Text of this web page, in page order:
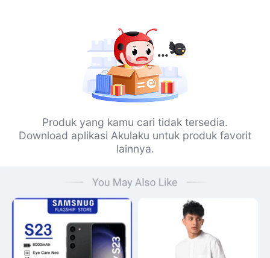
Produk yang kamu cari tidak tersedia.
Download aplikasi Akulaku untuk produk favorit
lainnya.